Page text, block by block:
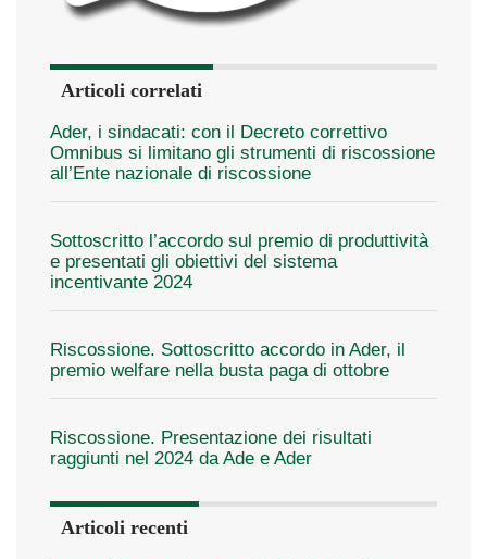
Articoli correlati
Ader, i sindacati: con il Decreto correttivo
Omnibus si limitano gli strumenti di riscossione
all’Ente nazionale di riscossione
Sottoscritto l’accordo sul premio di produttività
e presentati gli obiettivi del sistema
incentivante 2024
Riscossione. Sottoscritto accordo in Ader, il
premio welfare nella busta paga di ottobre
Riscossione. Presentazione dei risultati
raggiunti nel 2024 da Ade e Ader
Articoli recenti